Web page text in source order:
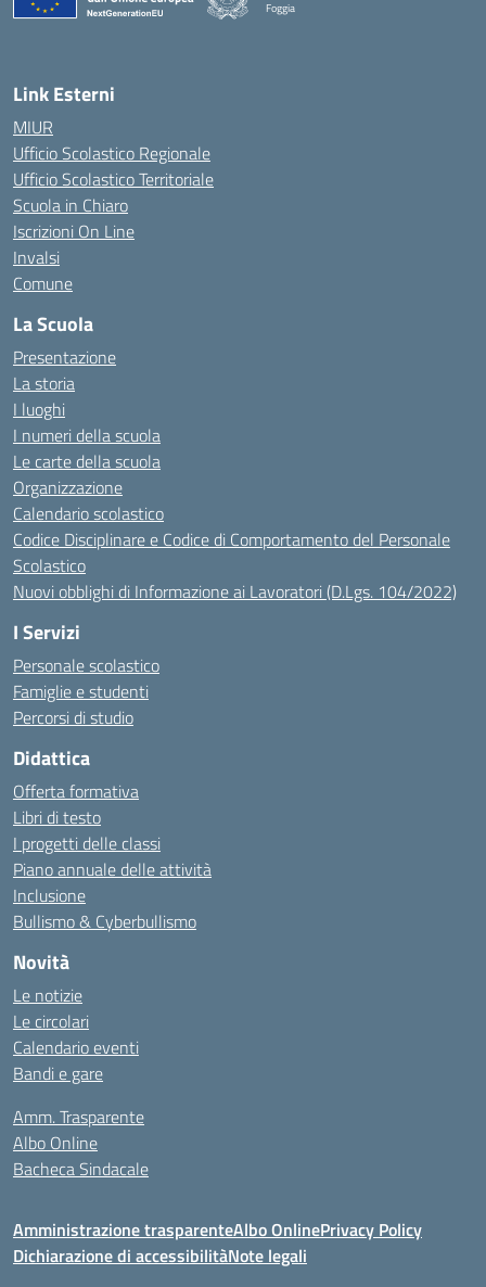
Foggia
— Visita la pagina iniziale della scuola
Link Esterni
MIUR
Ufficio Scolastico Regionale
Ufficio Scolastico Territoriale
Scuola in Chiaro
Iscrizioni On Line
Invalsi
Comune
La Scuola
Presentazione
La storia
I luoghi
I numeri della scuola
Le carte della scuola
Organizzazione
Calendario scolastico
Codice Disciplinare e Codice di Comportamento del Personale
Scolastico
Nuovi obblighi di Informazione ai Lavoratori (D.Lgs. 104/2022)
I Servizi
Personale scolastico
Famiglie e studenti
Percorsi di studio
Didattica
Offerta formativa
Libri di testo
I progetti delle classi
Piano annuale delle attività
Inclusione
Bullismo & Cyberbullismo
Novità
Le notizie
Le circolari
Calendario eventi
Bandi e gare
Amm. Trasparente
Albo Online
Bacheca Sindacale
Amministrazione trasparenteAlbo OnlinePrivacy Policy
Dichiarazione di accessibilitàNote legali